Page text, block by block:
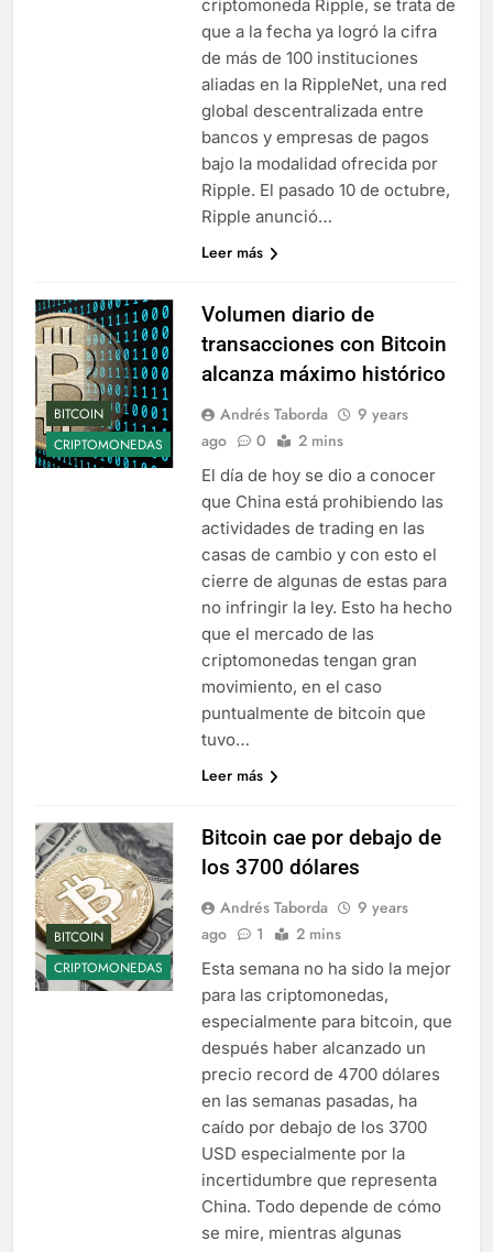
criptomoneda Ripple, se trata de
que a la fecha ya logró la cifra
de más de 100 instituciones
aliadas en la RippleNet, una red
global descentralizada entre
bancos y empresas de pagos
bajo la modalidad ofrecida por
Ripple. El pasado 10 de octubre,
Ripple anunció…
Leer más
BITCOIN
CRIPTOMONEDAS
Volumen diario de
transacciones con Bitcoin
alcanza máximo histórico
Andrés Taborda
9 years
ago
0 2 mins
El día de hoy se dio a conocer
que China está prohibiendo las
actividades de trading en las
casas de cambio y con esto el
cierre de algunas de estas para
no infringir la ley. Esto ha hecho
que el mercado de las
criptomonedas tengan gran
movimiento, en el caso
puntualmente de bitcoin que
tuvo…
Leer más
BITCOIN
CRIPTOMONEDAS
Bitcoin cae por debajo de
los 3700 dólares
Andrés Taborda
9 years
ago
1 2 mins
Esta semana no ha sido la mejor
para las criptomonedas,
especialmente para bitcoin, que
después haber alcanzado un
precio record de 4700 dólares
en las semanas pasadas, ha
caído por debajo de los 3700
USD especialmente por la
incertidumbre que representa
China. Todo depende de cómo
se mire, mientras algunas